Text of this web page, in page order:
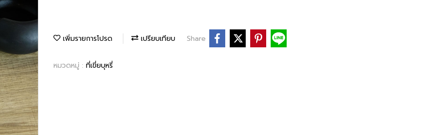
เพิ่มรายการโปรด เปรียบเทียบ Share
หมวดหมู่ : ที่เขี่ยบุหรี่